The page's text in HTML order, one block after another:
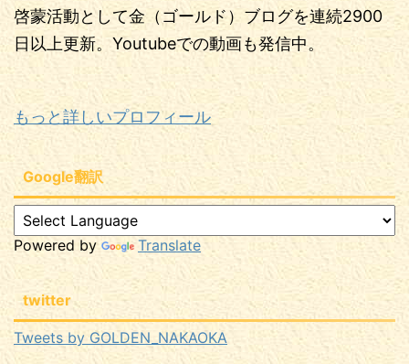
啓蒙活動として金（ゴールド）ブログを連続2900
日以上更新。Youtubeでの動画も発信中。
もっと詳しいプロフィール
Google翻訳
Powered by Translate
twitter
Tweets by GOLDEN_NAKAOKA